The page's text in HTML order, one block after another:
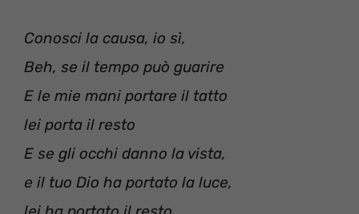
Conosci la causa, io sì,
Beh, se il tempo può guarire
E le mie mani portare il tatto
lei porta il resto
E se gli occhi danno la vista,
e il tuo Dio ha portato la luce,